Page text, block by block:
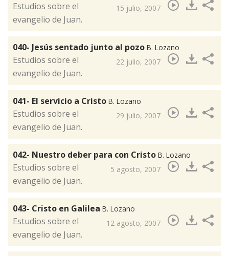
15 julio, 2007
​Estudios sobre el
evangelio de Juan.
040- Jesús sentado junto al pozo B. Lozano
22 julio, 2007
​Estudios sobre el
evangelio de Juan.
041- El servicio a Cristo B. Lozano
29 julio, 2007
Estudios sobre el
evangelio de Juan.
042- Nuestro deber para con Cristo B. Lozano
5 agosto, 2007
​Estudios sobre el
evangelio de Juan.
043- Cristo en Galilea B. Lozano
12 agosto, 2007
​Estudios sobre el
evangelio de Juan.